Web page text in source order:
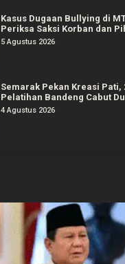
Kasus Dugaan Bullying di
Periksa Saksi Korban dan
5 Agustus 2026
Semarak Pekan Kreasi Pati,
Pelatihan Bandeng Cabut
4 Agustus 2026